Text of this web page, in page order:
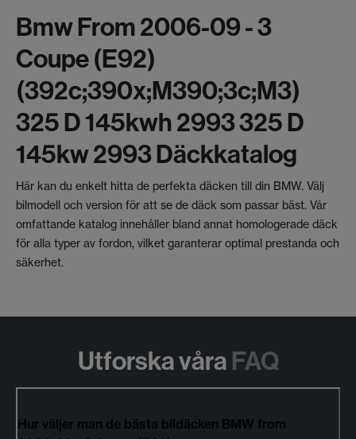
Bmw From 2006-09 - 3
Coupe (e92)
(392c;390x;m390;3c;m3)
325 D 145kwh 2993 325 D
145kw 2993 Däckkatalog
Här kan du enkelt hitta de perfekta däcken till din BMW. Välj
bilmodell och version för att se de däck som passar bäst. Vår
omfattande katalog innehåller bland annat homologerade däck
för alla typer av fordon, vilket garanterar optimal prestanda och
säkerhet.
Utforska våra FAQ
Hur väljer man de bästa bildäcken BMW from